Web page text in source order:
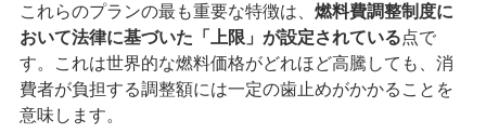
これらのプランの最も重要な特徴は、 燃料費調整制度に
おいて法律に基づいた「上限」が設定されている点で
す。これは世界的な燃料価格がどれほど高騰しても、消
費者が負担する調整額には一定の歯止めがかかることを
意味します。